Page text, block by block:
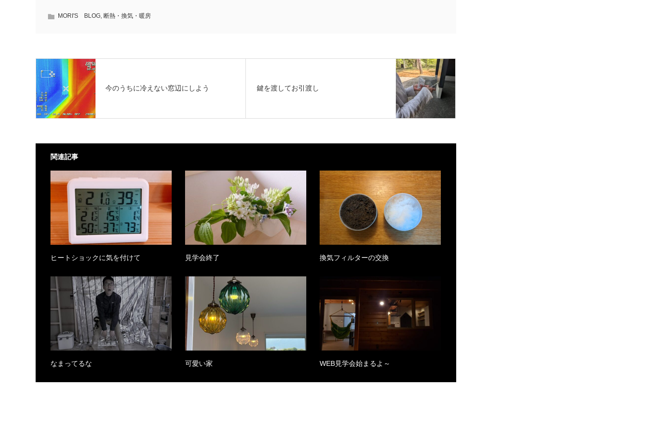
MORI'S BLOG, 断熱・換気・暖房
今のうちに冷えない窓辺にしよう 鍵を渡してお引渡し
関連記事
ヒートショックに気を付けて 見学会終了 換気フィルターの交換
なまってるな 可愛い家 WEB見学会始まるよ～